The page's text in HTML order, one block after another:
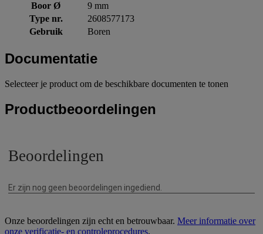
Boor Ø
9 mm
Type nr.
2608577173
Gebruik
Boren
Documentatie
Selecteer je product om de beschikbare documenten te tonen
Productbeoordelingen
Onze beoordelingen zijn echt en betrouwbaar. Meer informatie over
onze verificatie- en controleprocedures.